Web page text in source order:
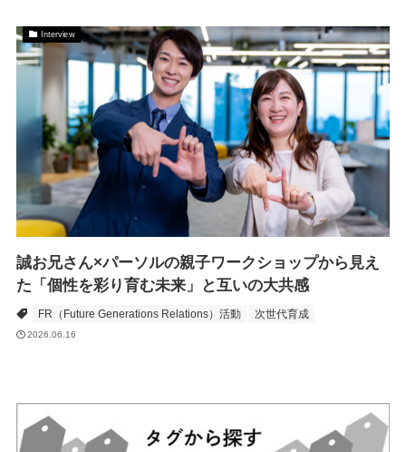
Interview
誠お兄さん×パーソルの親子ワークショップから見え
た「個性を彩り育む未来」と互いの大共感
FR（Future Generations Relations）活動 次世代育成
2026.06.16